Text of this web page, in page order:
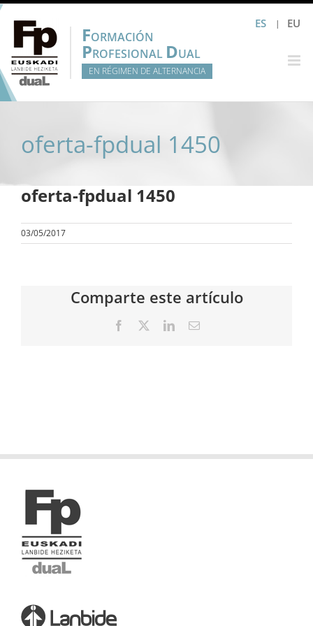
Saltar
contenido
ES EU
FORMACIÓN
PROFESIONAL DUAL
EN RÉGIMEN DE ALTERNANCIA
oferta-fpdual 1450
oferta-fpdual 1450
03/05/2017
Comparte este artículo
Facebook LinkedInCorreo